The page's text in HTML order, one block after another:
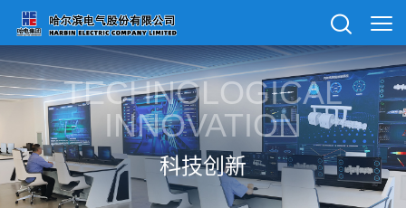
TECHNOLOGICAL
INNOVATION
科技创新